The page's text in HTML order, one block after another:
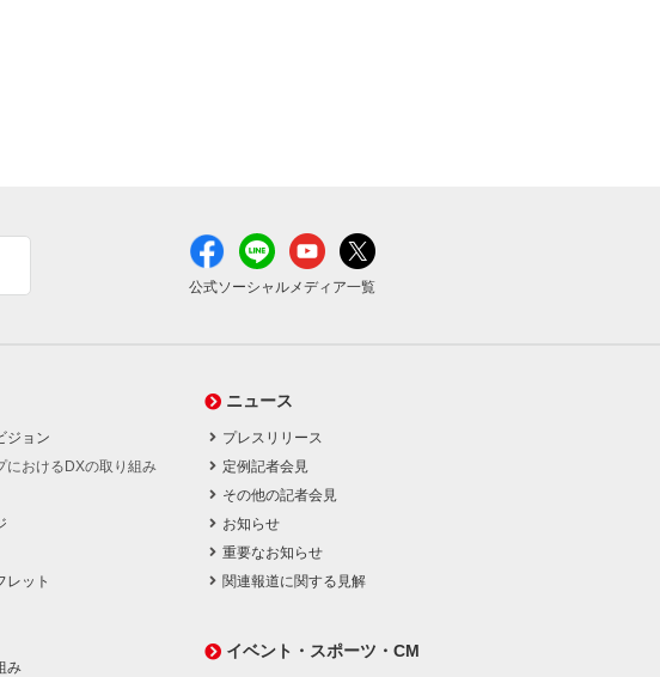
公式ソーシャルメディア一覧
ジョン
におけるDXの取り組み
レット
み
ニュース
プレスリリース
定例記者会見
その他の記者会見
お知らせ
重要なお知らせ
関連報道に関する見解
イベント・スポーツ・CM